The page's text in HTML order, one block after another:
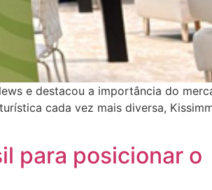
e destacou a importância do
cada vez mais diversa,
para posicionar o